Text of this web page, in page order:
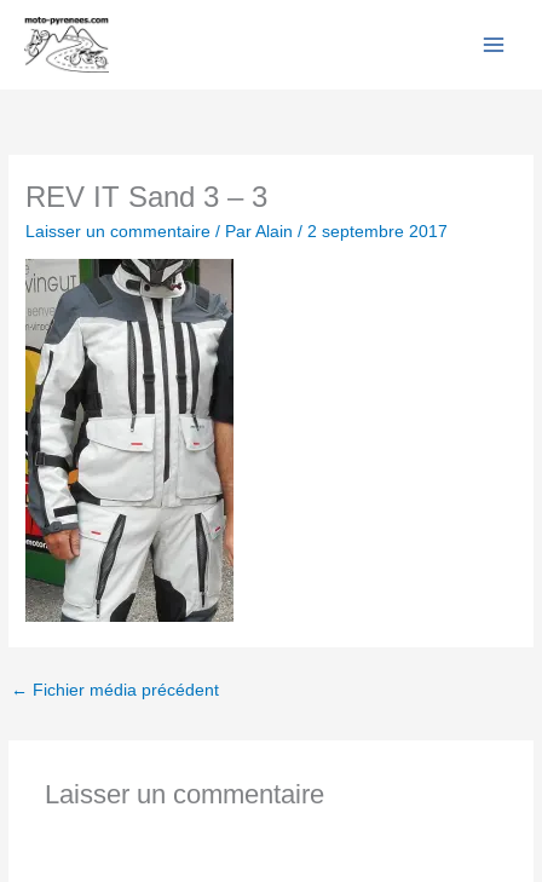
contenu
REV IT Sand 3 – 3
Laisser un commentaire / ParAlain/ 2 septembre 2017
← Fichier média précédent
Laisser un commentaire